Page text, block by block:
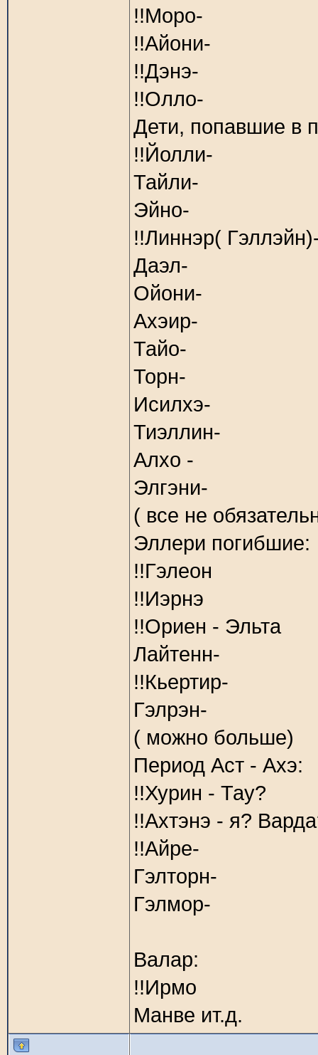
!!Моро-
!!Айони-
!!Дэнэ-
!!Олло-
Дети, попавшие в
!!Йолли-
Тайли-
Эйно-
!!Линнэр(
Даэл-
Ойони-
Ахэир-
Тайо-
Торн-
Исилхэ-
Тиэллин-
Алхо -
Элгэни-
( все не
Эллери погибшие:
!!Гэлеон
!!Иэрнэ
!!Ориен - Эльта
Лайтенн-
!!Кьертир-
Гэлрэн-
( можно больше)
Период Аст - Ахэ:
!!Хурин - Тау?
!!Ахтэнэ - я?
!!Айре-
Гэлторн-
Гэлмор-
Валар:
!!Ирмо
Манве ит.д.